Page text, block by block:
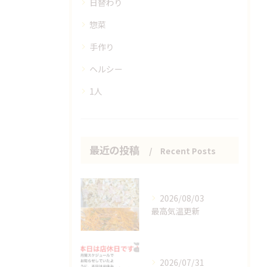
惣菜
手作り
ヘルシー
1人
最近の投稿 Recent Posts
2026/08/03
最高気温更新
2026/07/31